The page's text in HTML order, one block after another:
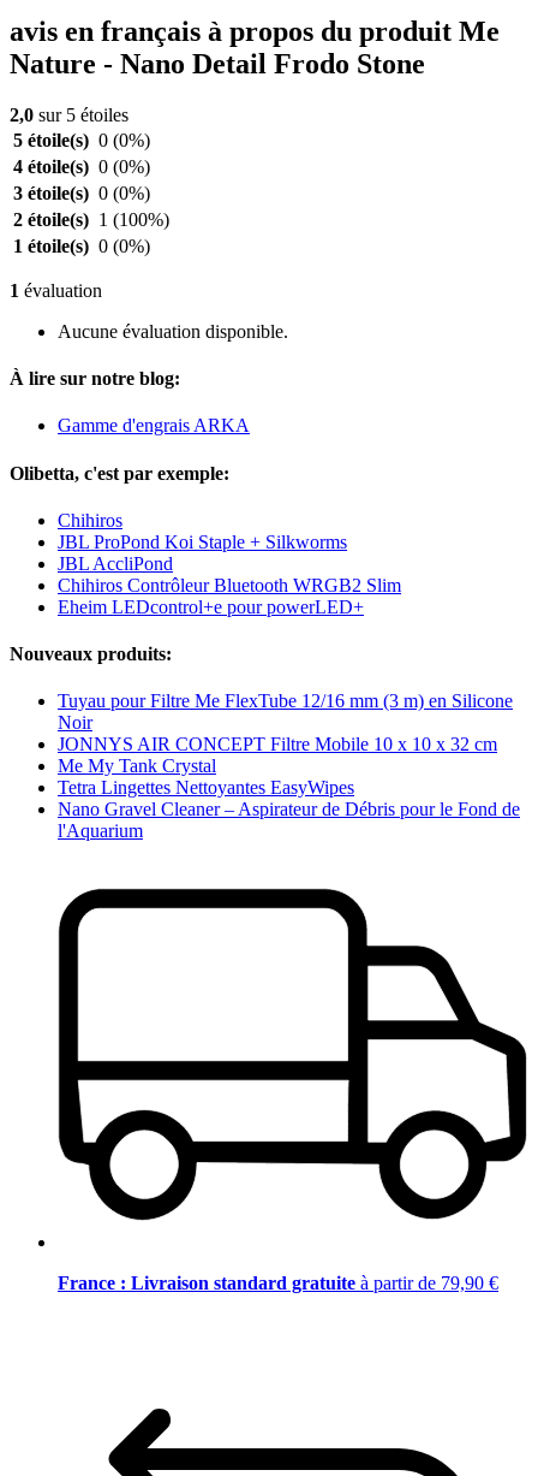
avis en français à propos du produit Me
Nature - Nano Detail Frodo Stone
2,0 sur 5 étoiles
5 étoile(s) 0 (0%)
4 étoile(s) 0 (0%)
3 étoile(s) 0 (0%)
2 étoile(s) 1 (100%)
1 étoile(s) 0 (0%)
1 évaluation
Aucune évaluation disponible.
À lire sur notre blog:
Gamme d'engrais ARKA
Olibetta, c'est par exemple:
Chihiros
JBL ProPond Koi Staple + Silkworms
JBL AccliPond
Chihiros Contrôleur Bluetooth WRGB2 Slim
Eheim LEDcontrol+e pour powerLED+
Nouveaux produits:
Tuyau pour Filtre Me FlexTube 12/16 mm (3 m) en Silicone
Noir
JONNYS AIR CONCEPT Filtre Mobile 10 x 10 x 32 cm
Me My Tank Crystal
Tetra Lingettes Nettoyantes EasyWipes
Nano Gravel Cleaner – Aspirateur de Débris pour le Fond de
l'Aquarium
France : Livraison standard gratuite à partir de 79,90 €